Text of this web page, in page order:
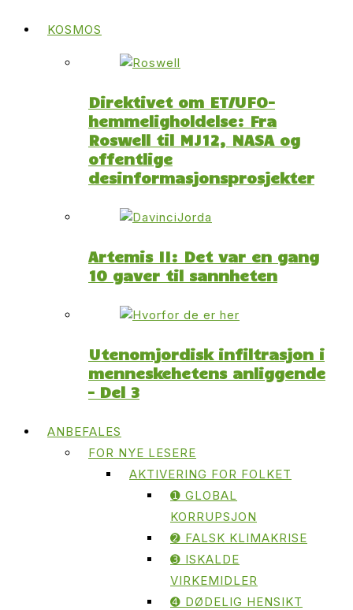
KOSMOS
Direktivet om ET/UFO-
hemmeligholdelse: Fra
Roswell til MJ12, NASA og
offentlige
desinformasjonsprosjekter
Artemis II: Det var en gang
10 gaver til sannheten
Utenomjordisk infiltrasjon i
menneskehetens anliggende
– Del 3
ANBEFALES
FOR NYE LESERE
AKTIVERING FOR FOLKET
➊ GLOBAL
KORRUPSJON
➋ FALSK KLIMAKRISE
➌ ISKALDE
VIRKEMIDLER
➍ DØDELIG HENSIKT